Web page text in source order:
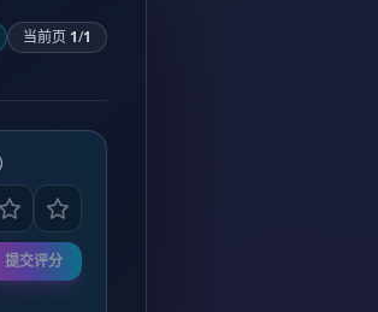
当前页 1/1
提交评分